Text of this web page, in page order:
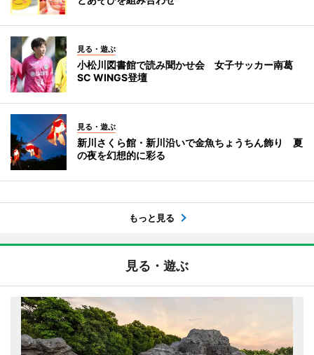
見る・遊ぶ
小松川図書館で読み聞かせ会 女子サッカー南葛
SC WINGS登壇
見る・遊ぶ
新川さくら館・新川沿いで金魚ちょうちん飾り 夏
の夜を幻想的に彩る
もっと見る
見る・遊ぶ